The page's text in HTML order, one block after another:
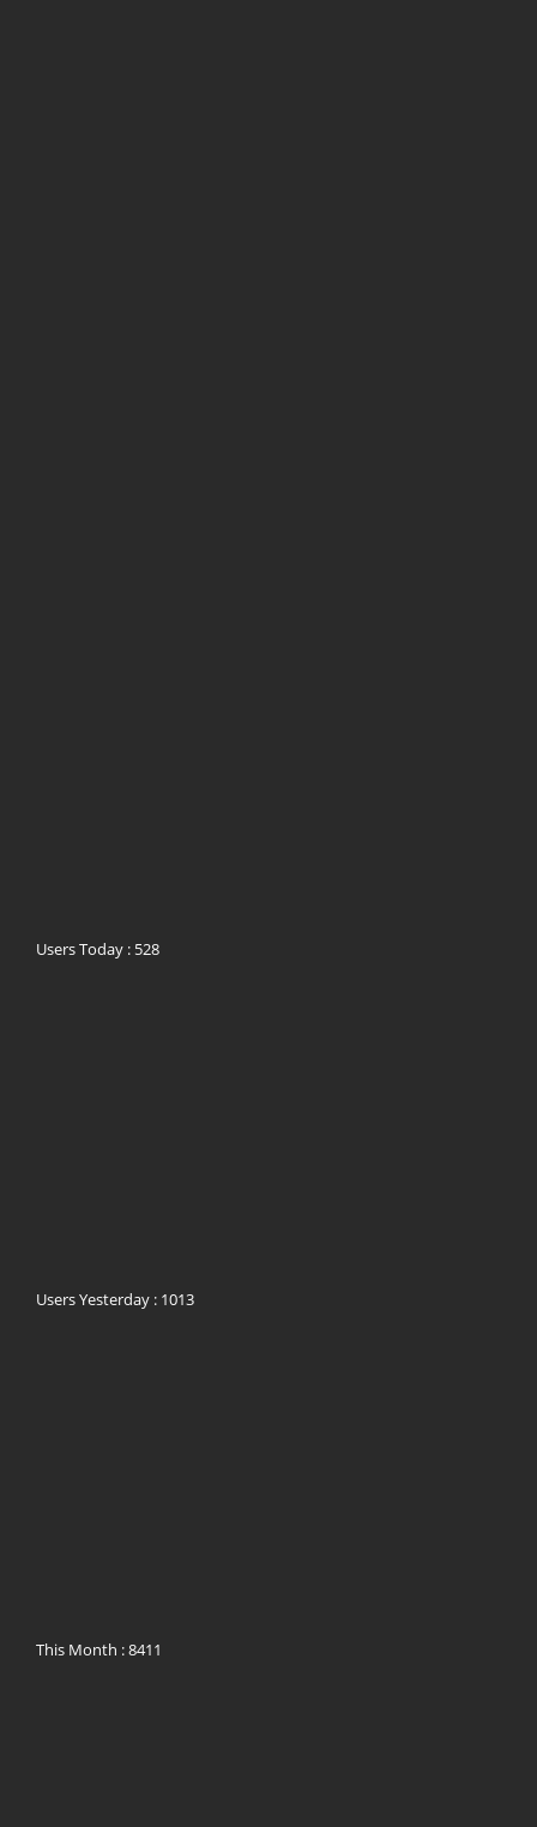
Users Today : 528
Users Yesterday : 1013
This Month : 8411